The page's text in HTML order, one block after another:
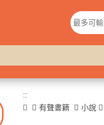
:::
首頁有聲書籍 小說